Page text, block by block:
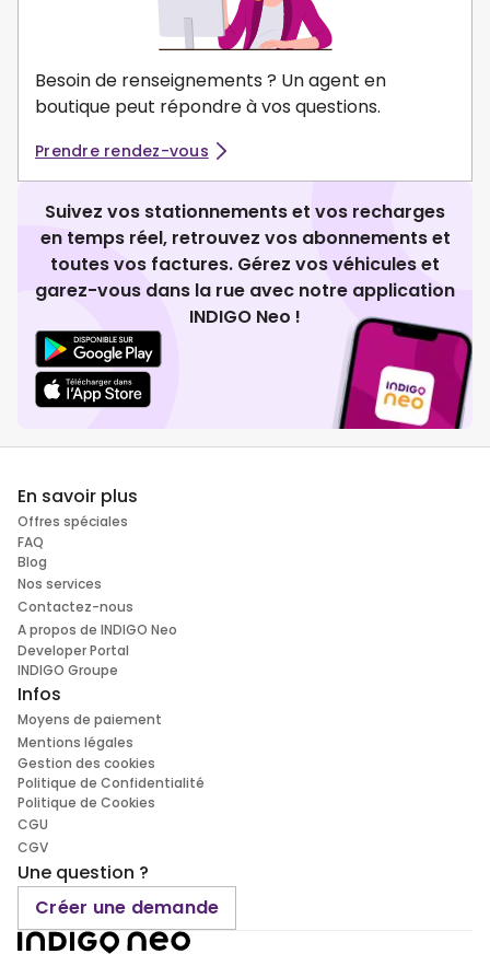
Besoin de renseignements ? Un agent en
boutique peut répondre à vos questions.
Prendre rendez-vous
Suivez vos stationnements et vos recharges
en temps réel, retrouvez vos abonnements et
toutes vos factures. Gérez vos véhicules et
garez-vous dans la rue avec notre application
INDIGO Neo !
En savoir plus
Offres spéciales
FAQ
Blog
Nos services
Contactez-nous
A propos de INDIGO Neo
Developer Portal
INDIGO Groupe
Infos
Moyens de paiement
Mentions légales
Gestion des cookies
Politique de Confidentialité
Politique de Cookies
CGU
CGV
Une question ?
Créer une demande